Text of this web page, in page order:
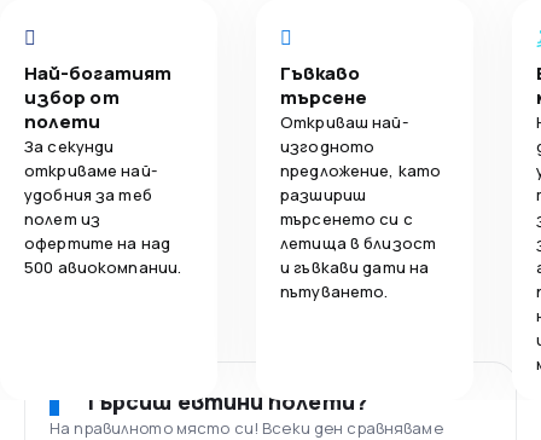
Най-богатият
избор от
полети
За секунди
откриваме най-
удобния за теб
полет из
офертите на над
500 авиокомпании.
Гъвкаво
търсене
Откриваш най-
изгодното
предложение, като
разшириш
търсенето си с
летища в близост
и гъвкави дати на
пътуването.
Търсиш евтини полети?
На правилното място си! Всеки ден сравняваме